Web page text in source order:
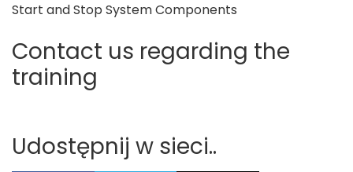
Start and Stop System Components
Contact us regarding the
training
Udostępnij w sieci..